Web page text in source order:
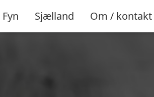
Fyn Sjælland Om / kontakt